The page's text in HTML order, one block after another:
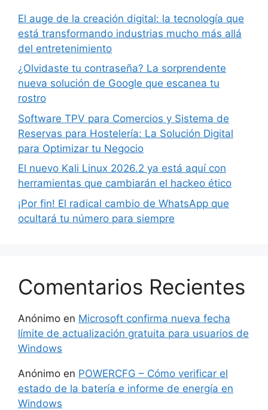
El auge de la creación digital: la tecnología que
está transformando industrias mucho más allá
del entretenimiento
¿Olvidaste tu contraseña? La sorprendente
nueva solución de Google que escanea tu
rostro
Software TPV para Comercios y Sistema de
Reservas para Hostelería: La Solución Digital
para Optimizar tu Negocio
El nuevo Kali Linux 2026.2 ya está aquí con
herramientas que cambiarán el hackeo ético
¡Por fin! El radical cambio de WhatsApp que
ocultará tu número para siempre
Comentarios Recientes
Anónimo en Microsoft confirma nueva fecha
límite de actualización gratuita para usuarios de
Windows
Anónimo en POWERCFG – Cómo verificar el
estado de la batería e informe de energía en
Windows